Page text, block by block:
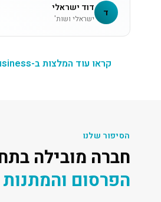
ד דוד ישראלי
ישראלי ושות'
קראו עוד המלצות ב-Google Business
הסיפור שלנו
חברה מובילה
הפרסום והמתנות